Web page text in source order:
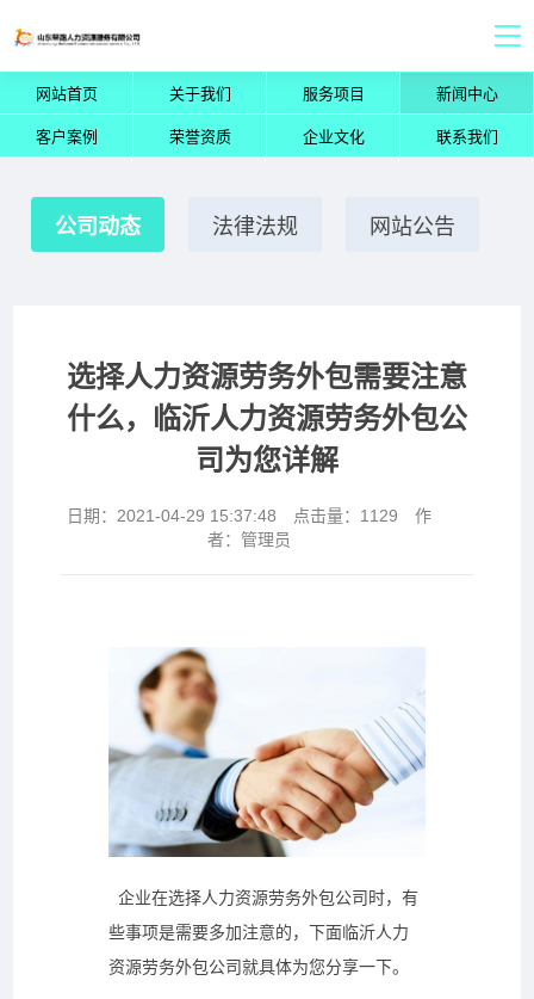
网站首页 关于我们 服务项目 新闻中心
客户案例 荣誉资质 企业文化 联系我们
公司动态 法律法规 网站公告
选择人力资源劳务外包需要注意
什么，临沂人力资源劳务外包公
司为您详解
日期：2021-04-29 15:37:48 点击量：1129 作
者：管理员
企业在选择人力资源劳务外包公司 时，有
些事项是需要多加注意的，下面临沂人力
资源劳务外包公司就具体为您分享一下。